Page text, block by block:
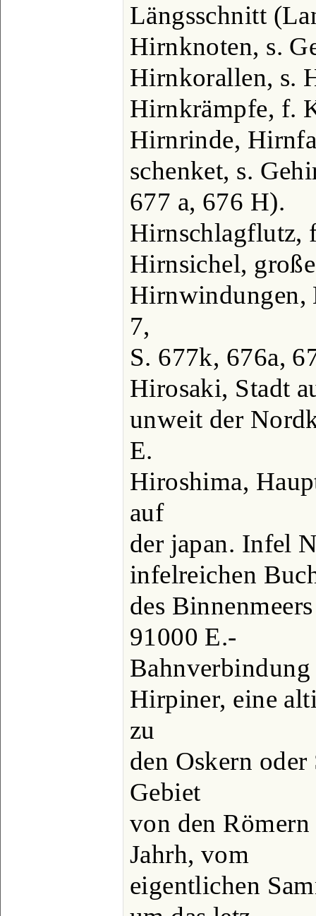
Längsschnitt
Hirnknoten, s.
Hirnkorallen, s.
Hirnkrämpfe, f.
Hirnrinde,
schenket, s.
677 a, 676 H).
Hirnschlagflutz,
Hirnsichel,
Hirnwindungen,
7,
S. 677k, 676a,
Hirosaki, Stadt
unweit der
E.
Hiroshima,
auf
der japan. Infel
infelreichen
des
91000 E.-
Hirpiner, eine
zu
den Oskern
Gebiet
von den
Jahrh, vom
eigentlichen